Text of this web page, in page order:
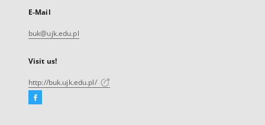
E-Mail
buk@ujk.edu.pl
Visit us!
http://buk.ujk.edu.pl/
Facebook